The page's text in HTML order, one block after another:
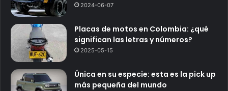
2024-06-07
Placas de motos en Colombia: ¿qué
significan las letras y números?
2025-05-15
Única en su especie: esta es la pick up
más pequeña del mundo